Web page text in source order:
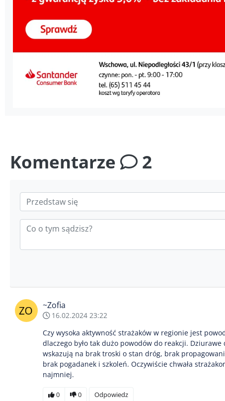
Komentarze 2
~Zofia
16.02.2024 23:22
Czy wysoka aktywność strażaków w regionie jest
dlaczego było tak dużo powodów do reakcji.
wskazują na brak troski o stan dróg, brak
brak pogadanek i szkoleń. Oczywiście chwała
najmniej.
0 0 Odpowiedz